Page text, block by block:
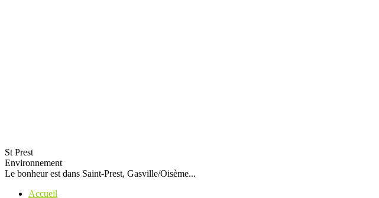
St Prest
Environnement
Le bonheur est dans Saint-Prest, Gasville/Oisème...
Accueil